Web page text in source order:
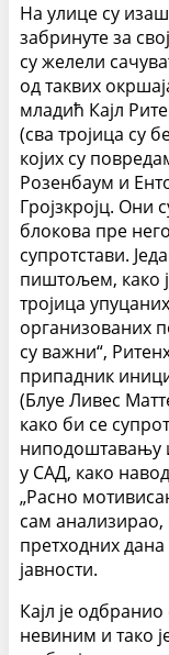
На улице су
забринуте за
су желели
од таквих
младић Кајл
(сва тројица су
којих су
Розенбаум и
Гројзкројц. Они
блокова пре
супротстави.
пиштољем, како
тројица
организованих
су важни“,
припадник
(Блуе Ливес
како би се
ниподоштавању
у САД, како
„Расно
сам анализирао,
претходних
јавности.
Кајл је одбранио
невиним и тако